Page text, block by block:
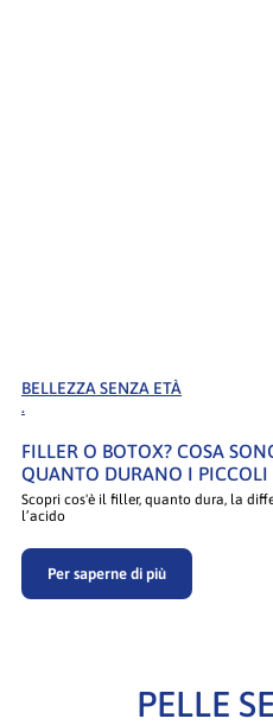
BELLEZZA SENZA ETÀ
.
FILLER O BOTOX? COSA
QUANTO DURANO I PICCOLI
Scopri cos'è il filler, quanto dura, la
l’acido
Per saperne di più
PELLE